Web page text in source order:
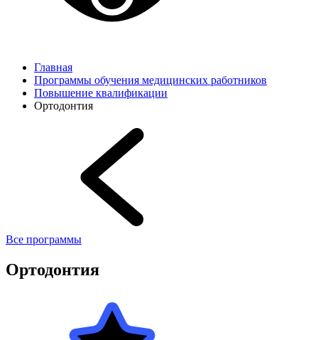
Главная
Программы обучения медицинских работников
Повышение квалификации
Ортодонтия
Все программы
Ортодонтия